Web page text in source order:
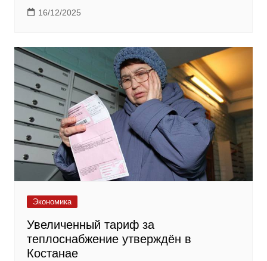
16/12/2025
Экономика
Увеличенный тариф за
теплоснабжение утверждён в
Костанае